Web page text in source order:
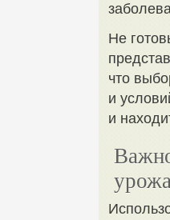
Не
что
и
и